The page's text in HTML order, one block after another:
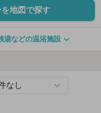
地図で探す
湯などの温浴施設